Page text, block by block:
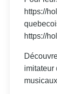
https://
https://
imitateur